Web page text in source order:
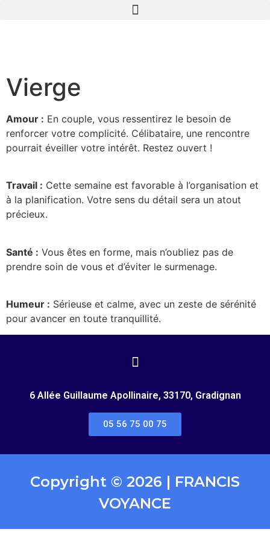
Vierge
Amour : En couple, vous ressentirez le besoin de
renforcer votre complicité. Célibataire, une rencontre
pourrait éveiller votre intérêt. Restez ouvert !
Travail : Cette semaine est favorable à l’organisation et
à la planification. Votre sens du détail sera un atout
précieux.
Santé : Vous êtes en forme, mais n’oubliez pas de
prendre soin de vous et d’éviter le surmenage.
Humeur : Sérieuse et calme, avec un zeste de sérénité
pour avancer en toute tranquillité.
6 Allée Guillaume Apollinaire, 33170, Gradignan
05 56 75 00 75
Copyright © 2026 | FRANCIS
VOYANCE